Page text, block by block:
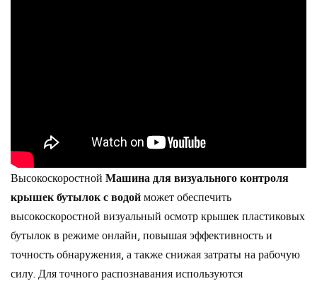
Высокоскоростной Машина для визуального контроля
крышек бутылок с водой может обеспечить
высокоскоростной визуальный осмотр крышек пластиковых
бутылок в режиме онлайн, повышая эффективность и
точность обнаружения, а также снижая затраты на рабочую
силу. Для точного распознавания используются